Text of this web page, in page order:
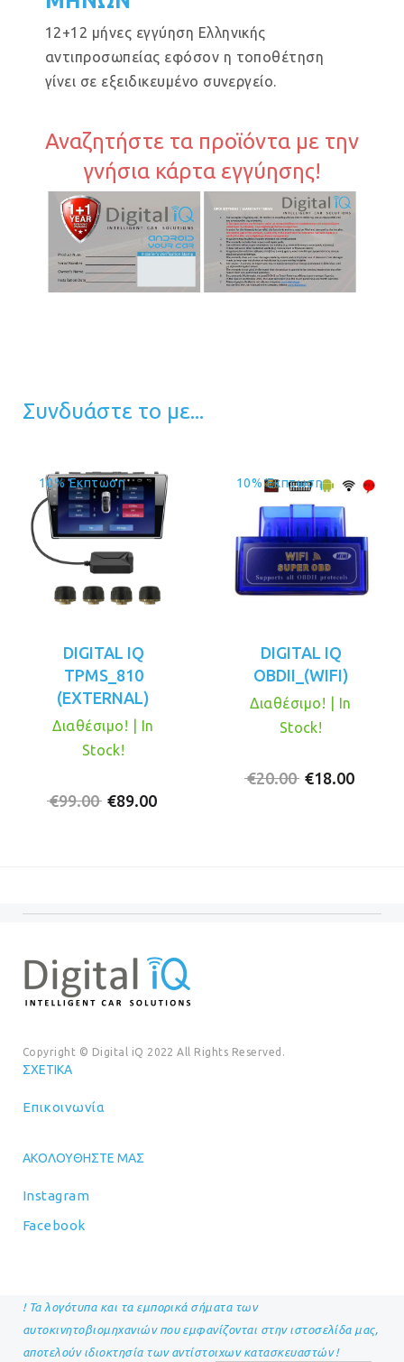
12+12 μήνες εγγύηση Ελληνικής
αντιπροσωπείας εφόσον η τοποθέτηση
γίνει σε εξειδικευμένο συνεργείο.
Αναζητήστε τα προϊόντα με την
γνήσια κάρτα εγγύησης!
Συνδυάστε το με...
10% Έκπτωση
DIGITAL IQ
TPMS_810
(EXTERNAL)
€99.00 Original
€89.00
Διαθέσιμο! | In
Stock!
10% Έκπτωση
DIGITAL IQ
OBDII_(WIFI)
€20.00 Original
€18.00
Διαθέσιμο! | In
Stock!
Copyright © Digital iQ 2022 All Rights Reserved.
ΣΧΕΤΙΚΆ
Επικοινωνία
ΑΚΟΛΟΥΘΉΣΤΕ ΜΑΣ
Instagram
Facebook
! Τα λογότυπα και τα εμπορικά σήματα των
αυτοκινητοβιομηχανιών που εμφανίζονται στην ιστοσελίδα μας,
αποτελούν ιδιοκτησία των αντίστοιχων κατασκευαστών !